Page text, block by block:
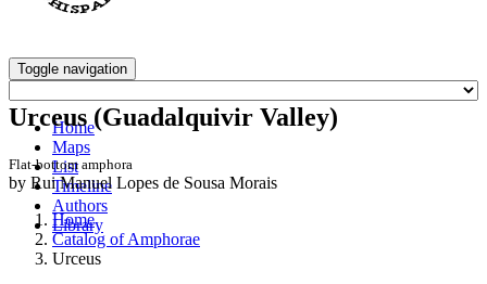
Toggle navigation
Home
Maps
List
Timeline
Authors
Library
Urceus (Guadalquivir Valley)
Flat-bottom amphora
by Rui Manuel Lopes de Sousa Morais
Home
Catalog of Amphorae
Urceus